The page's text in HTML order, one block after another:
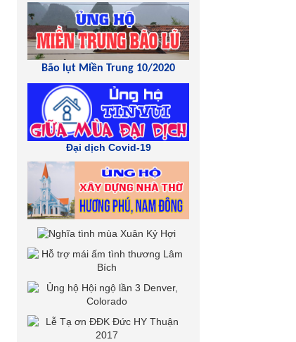
Bão lụt Miền Trung 10/2020
Đại dịch Covid-19